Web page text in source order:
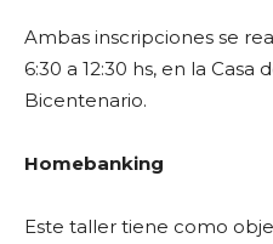
Ambas inscripciones se
6:30 a 12:30 hs, en la
Bicentenario.
Homebanking
Este taller tiene como